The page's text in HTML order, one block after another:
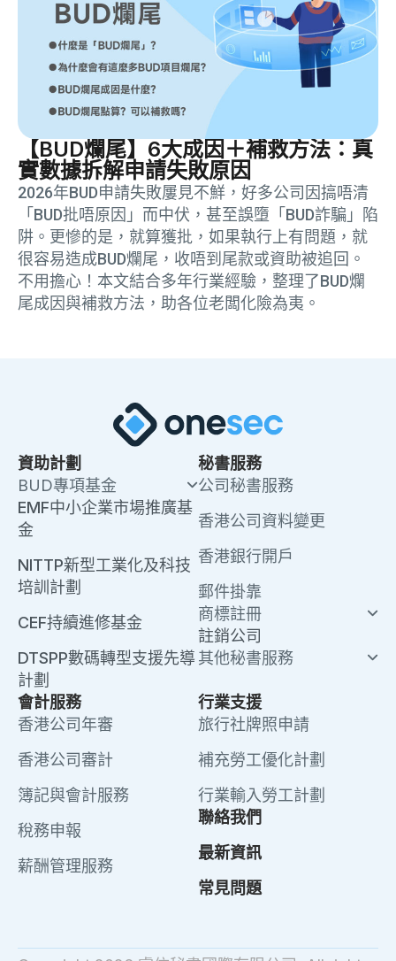
【BUD爛尾】6大成因＋補救方法：真
實數據拆解申請失敗原因
2026年BUD申請失敗屢見不鮮，好多公司因搞唔清
「BUD批唔原因」而中伏，甚至誤墮「BUD詐騙」陷
阱。更慘的是，就算獲批，如果執行上有問題，就
很容易造成BUD爛尾，收唔到尾款或資助被追回。
不用擔心！本文結合多年行業經驗，整理了BUD爛
尾成因與補救方法，助各位老闆化險為夷。
資助計劃
BUD專項基金
EMF中小企業市場推廣基
金
NITTP新型工業化及科技
培訓計劃
CEF持續進修基金
DTSPP數碼轉型支援先導
計劃
秘書服務
公司秘書服務
香港公司資料變更
香港銀行開戶
郵件掛靠
商標註冊
註銷公司
其他秘書服務
會計服務
香港公司年審
香港公司審計
簿記與會計服務
稅務申報
薪酬管理服務
行業支援
旅行社牌照申請
補充勞工優化計劃
行業輸入勞工計劃
聯絡我們
最新資訊
常見問題